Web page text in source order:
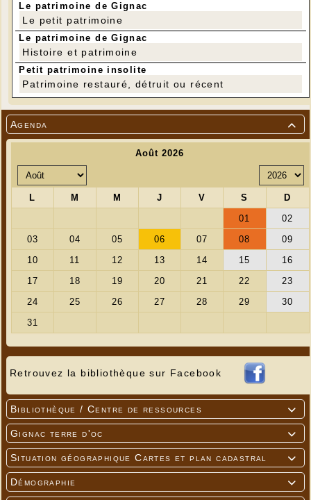

Agenda
Retrouvez la bibliothèque sur Facebook

Bibliothèque / Centre de ressources

Gignac terre d'oc

Situation géographique Cartes et plan cadastral

Démographie
Le patrimoine de Gignac
Le petit patrimoine
Le patrimoine de Gignac
Histoire et patrimoine
Petit patrimoine insolite
Patrimoine restauré, détruit ou récent